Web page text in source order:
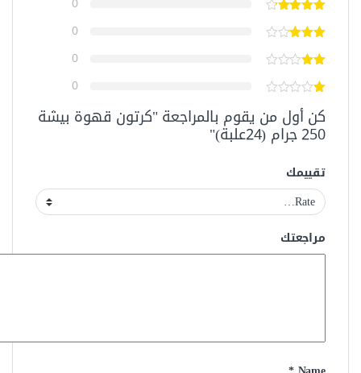
0
0
0
كن أول من يقوم بالمراجعة "كرتون قهوة بيشة
250 جرام (24علبة)"
تقييمك
مراجعتك